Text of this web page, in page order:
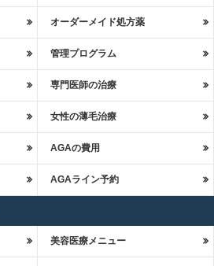
オーダーメイド処方薬
管理プログラム
専門医師の治療
女性の薄毛治療
AGAの費用
AGAライン予約
美容医療メニュー